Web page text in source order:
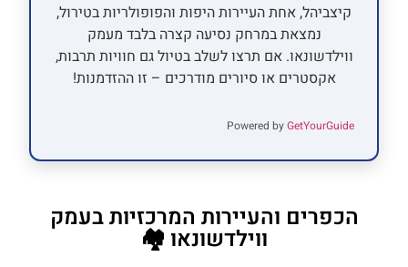
קיצביהל, אחת העיירות היפות והפופולריות בטירול,
נמצאת במרחק נסיעה קצרה בלבד מעמק
ווילדשונאו. אם תרצו לשלב בטיול גם חוויות תרבות,
אקסטרים או סיורים מודרכים – זו ההזדמנות!
Powered byGetYourGuide
הכפרים והעיירות המרכזיות בעמק
ווילדשונאו 🏘️